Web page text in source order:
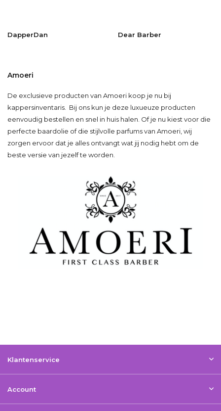
DapperDan Dear Barber
Amoeri
De exclusieve producten van Amoeri koop je nu bij
kappersinventaris. Bij ons kun je deze luxueuze producten
eenvoudig bestellen en snel in huis halen. Of je nu kiest voor die
perfecte baardolie of die stijlvolle parfums van Amoeri, wij
zorgen ervoor dat je alles ontvangt wat jij nodig hebt om de
beste versie van jezelf te worden.
Klantenservice
Account